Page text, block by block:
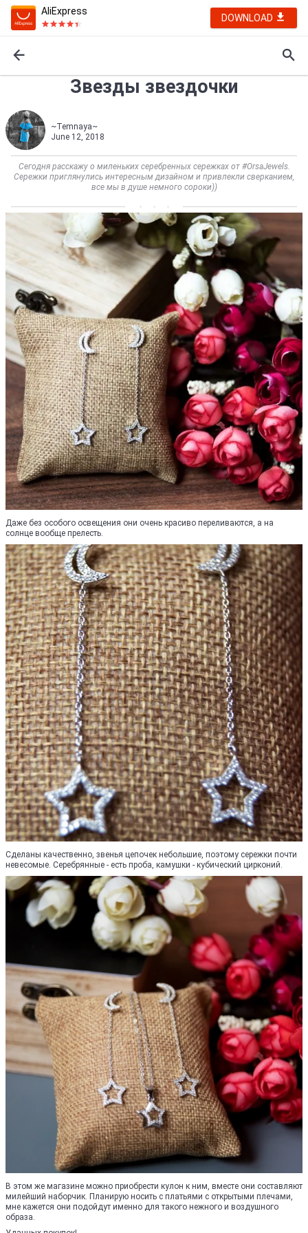
AliExpress
DOWNLOAD
Звезды звездочки
~Temnaya~
June 12, 2018
Сегодня расскажу о миленьких серебренных сережках от #OrsaJewels.
Сережки приглянулись интересным дизайном и привлекли сверканием,
все мы в душе немного сороки))
Даже без особого освещения они очень красиво переливаются, а на
солнце вообще прелесть.
Сделаны качественно, звенья цепочек небольшие, поэтому сережки почти
невесомые. Серебрянные - есть проба, камушки - кубический цирконий.
В этом же магазине можно приобрести кулон к ним, вместе они составляют
милейший наборчик. Планирую носить с платьями с открытыми плечами,
мне кажется они подойдут именно для такого нежного и воздушного
образа.